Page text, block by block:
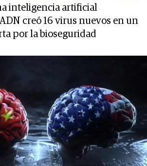
inteligencia artificial
creó 16 virus nuevos en un
por la bioseguridad